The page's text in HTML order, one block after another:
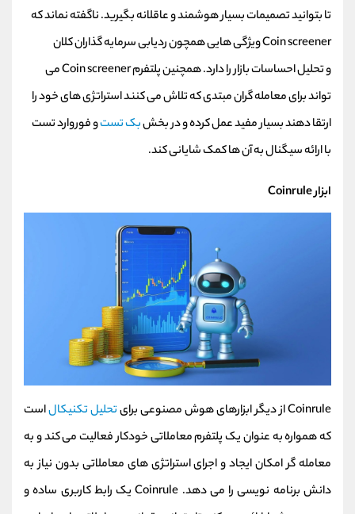
تا بتوانید تصمیمات بسیار هوشمند و عاقلانه بگیرید. ناگفته نماند که
Coin screener ویژگی هایی همچون ردیابی سرمایه گذاران کلان
و تحلیل احساسات بازار را دارد. همچنین پلتفرم Coin screener می
تواند برای معامله گران مبتدی که تلاش می کنند استراتژی های خود را
ارتقا دهند بسیار مفید عمل کرده و در بخشبک تستو فوروارد تست
با ارائه سیگنال به آن ها کمک شایانی کند.
ابزار Coinrule
Coinrule از دیگر ابزارهای هوش مصنوعی برای تحلیل تکنیکالاست
که همواره به عنوان یک پلتفرم معاملاتی خودکار فعالیت می کند و به
معامله گر امکان ایجاد و اجرای استراتژی های معاملاتی بدون نیاز به
دانش برنامه نویسی را می دهد. Coinrule یک رابط کاربری ساده و